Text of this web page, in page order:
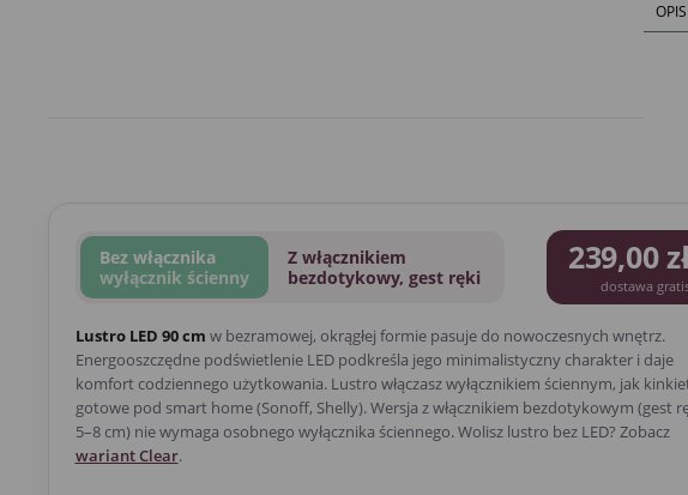
Bez włącznika
wyłącznik ścienny
Z włącznikiem
bezdotykowy, gest ręki
239,00
dostawa
Lustro LED 90 cm w bezramowej, okrągłej formie pasuje do nowoczesnych wnętrz.
Energooszczędne podświetlenie LED podkreśla jego minimalistyczny charakter i daje
komfort codziennego użytkowania. Lustro włączasz wyłącznikiem ściennym, jak
gotowe pod smart home (Sonoff, Shelly). Wersja z włącznikiem bezdotykowym (gest
5–8 cm) nie wymaga osobnego wyłącznika ściennego. Wolisz lustro bez LED? Zobacz
wariant Clear.